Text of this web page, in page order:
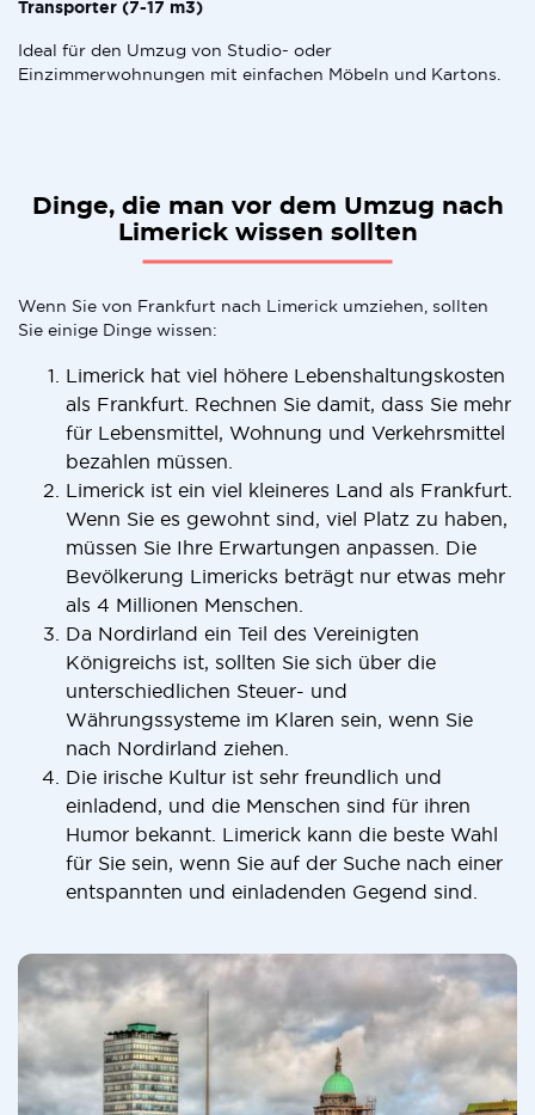
Transporter (7-17 m3)
Ideal für den Umzug von Studio- oder
Einzimmerwohnungen mit einfachen Möbeln und Kartons.
Dinge, die man vor dem Umzug nach
Limerick wissen sollten
Wenn Sie von Frankfurt nach Limerick umziehen, sollten
Sie einige Dinge wissen:
Limerick hat viel höhere Lebenshaltungskosten
als Frankfurt. Rechnen Sie damit, dass Sie mehr
für Lebensmittel, Wohnung und Verkehrsmittel
bezahlen müssen.
Limerick ist ein viel kleineres Land als Frankfurt.
Wenn Sie es gewohnt sind, viel Platz zu haben,
müssen Sie Ihre Erwartungen anpassen. Die
Bevölkerung Limericks beträgt nur etwas mehr
als 4 Millionen Menschen.
Da Nordirland ein Teil des Vereinigten
Königreichs ist, sollten Sie sich über die
unterschiedlichen Steuer- und
Währungssysteme im Klaren sein, wenn Sie
nach Nordirland ziehen.
Die irische Kultur ist sehr freundlich und
einladend, und die Menschen sind für ihren
Humor bekannt. Limerick kann die beste Wahl
für Sie sein, wenn Sie auf der Suche nach einer
entspannten und einladenden Gegend sind.